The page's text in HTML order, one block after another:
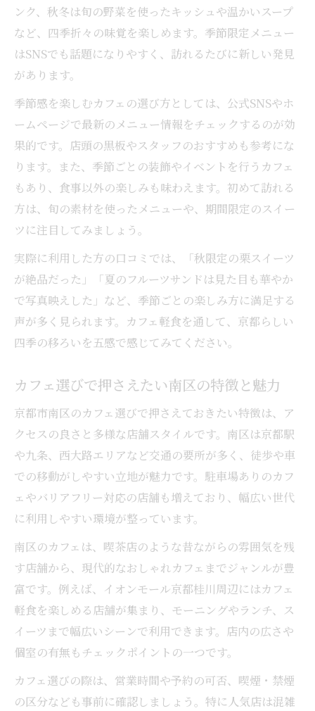
ンク、秋冬は旬の野菜を使ったキッシュや温かいスープ
など、四季折々の味覚を楽しめます。季節限定メニュー
はSNSでも話題になりやすく、訪れるたびに新しい発見
があります。
季節感を楽しむカフェの選び方としては、公式SNSやホ
ームページで最新のメニュー情報をチェックするのが効
果的です。店頭の黒板やスタッフのおすすめも参考にな
ります。また、季節ごとの装飾やイベントを行うカフェ
もあり、食事以外の楽しみも味わえます。初めて訪れる
方は、旬の素材を使ったメニューや、期間限定のスイー
ツに注目してみましょう。
実際に利用した方の口コミでは、「秋限定の栗スイーツ
が絶品だった」「夏のフルーツサンドは見た目も華やか
で写真映えした」など、季節ごとの楽しみ方に満足する
声が多く見られます。カフェ軽食を通して、京都らしい
四季の移ろいを五感で感じてみてください。
カフェ選びで押さえたい南区の特徴と魅力
京都市南区のカフェ選びで押さえておきたい特徴は、ア
クセスの良さと多様な店舗スタイルです。南区は京都駅
や九条、西大路エリアなど交通の要所が多く、徒歩や車
での移動がしやすい立地が魅力です。駐車場ありのカフ
ェやバリアフリー対応の店舗も増えており、幅広い世代
に利用しやすい環境が整っています。
南区のカフェは、喫茶店のような昔ながらの雰囲気を残
す店舗から、現代的なおしゃれカフェまでジャンルが豊
富です。例えば、イオンモール京都桂川周辺にはカフェ
軽食を楽しめる店舗が集まり、モーニングやランチ、ス
イーツまで幅広いシーンで利用できます。店内の広さや
個室の有無もチェックポイントの一つです。
カフェ選びの際は、営業時間や予約の可否、喫煙・禁煙
の区分なども事前に確認しましょう。特に人気店は混雑